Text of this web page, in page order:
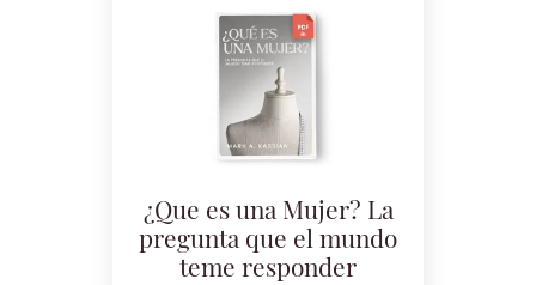
¿Que es una Mujer? La
pregunta que el mundo
teme responder